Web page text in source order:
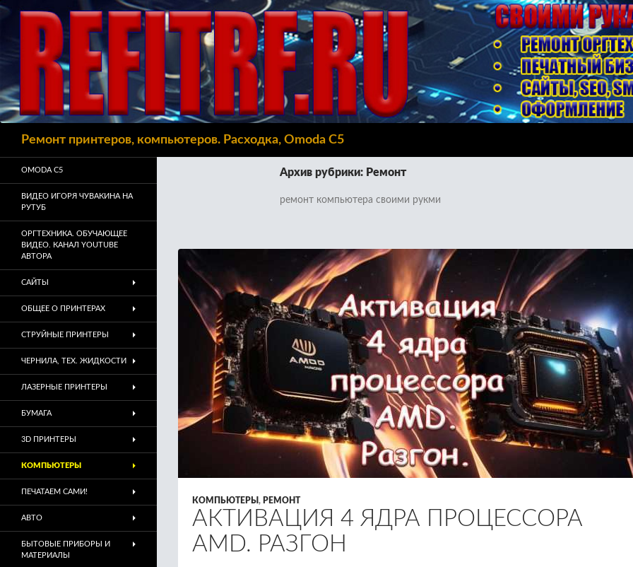
Ремонт принтеров, компьютеров. Расходка, Omoda C5
Архив рубрики: Ремонт
ремонт компьютера своими рукми
КОМПЬЮТЕРЫ , РЕМОНТ
АКТИВАЦИЯ 4 ЯДРА ПРОЦЕССОРА
AMD. РАЗГОН
OMODA C5
ВИДЕО ИГОРЯ ЧУВАКИНА НА
РУТУБ
ОРГТЕХНИКА. ОБУЧАЮЩЕЕ
ВИДЕО. КАНАЛ YOUTUBE
АВТОРА
САЙТЫ
ОБЩЕЕ О ПРИНТЕРАХ
СТРУЙНЫЕ ПРИНТЕРЫ
ЧЕРНИЛА, ТЕХ. ЖИДКОСТИ
ЛАЗЕРНЫЕ ПРИНТЕРЫ
БУМАГА
3D ПРИНТЕРЫ
КОМПЬЮТЕРЫ
ПЕЧАТАЕМ САМИ!
АВТО
БЫТОВЫЕ ПРИБОРЫ И
МАТЕРИАЛЫ